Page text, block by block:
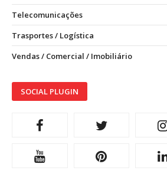
Telecomunicações
Trasportes / Logística
Vendas / Comercial / Imobiliário
SOCIAL PLUGIN